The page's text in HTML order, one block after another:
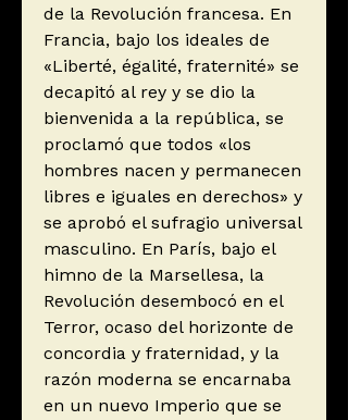
de la Revolución francesa. En
Francia, bajo los ideales de
«Liberté, égalité, fraternité» se
decapitó al rey y se dio la
bienvenida a la república, se
proclamó que todos «los
hombres nacen y permanecen
libres e iguales en derechos» y
se aprobó el sufragio universal
masculino. En París, bajo el
himno de la Marsellesa, la
Revolución desembocó en el
Terror, ocaso del horizonte de
concordia y fraternidad, y la
razón moderna se encarnaba
en un nuevo Imperio que se